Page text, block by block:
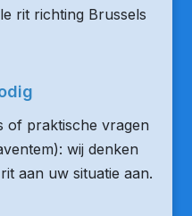
rit richting Brussels
of praktische vragen
wij denken
aan uw situatie aan.